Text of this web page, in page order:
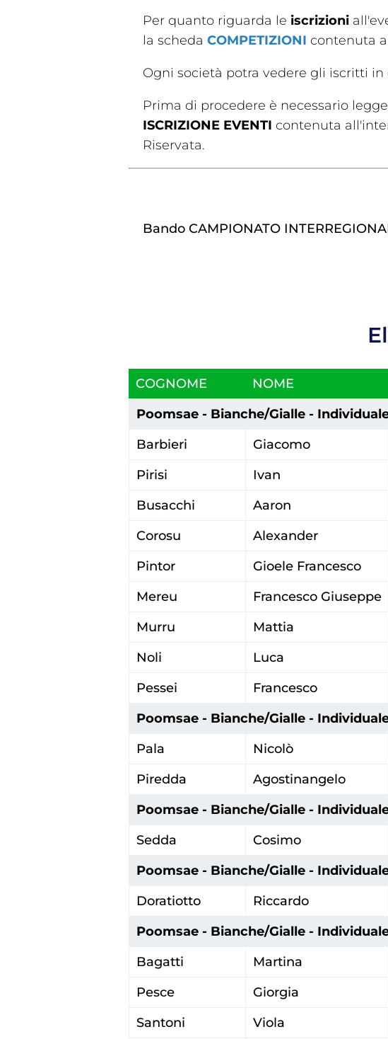
Rivista
Dream
Cerca
Federazione
Trasparente
Per quanto riguarda le iscrizioni
la scheda COMPETIZIONI contenuta
Ogni società potra vedere gli iscritti
Prima di procedere è necessario
ISCRIZIONE EVENTI contenuta
Riservata.
Bando CAMPIONATO
COGNOME NOME
Poomsae - Bianche/Gialle -
Barbieri
Giacomo
Pirisi
Ivan
Busacchi
Aaron
Corosu
Alexander
Pintor
Gioele Francesco
Mereu
Francesco Giuseppe
Murru
Mattia
Noli
Luca
Pessei
Francesco
Poomsae - Bianche/Gialle -
Pala
Nicolò
Piredda
Agostinangelo
Poomsae - Bianche/Gialle -
Sedda
Cosimo
Poomsae - Bianche/Gialle -
Doratiotto
Riccardo
Poomsae - Bianche/Gialle -
Bagatti
Martina
Pesce
Giorgia
Santoni
Viola